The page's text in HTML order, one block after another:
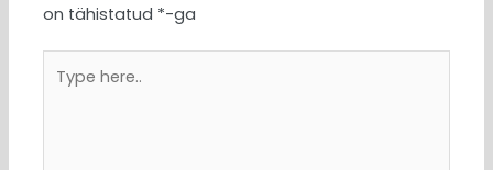
on tähistatud *-ga
here..